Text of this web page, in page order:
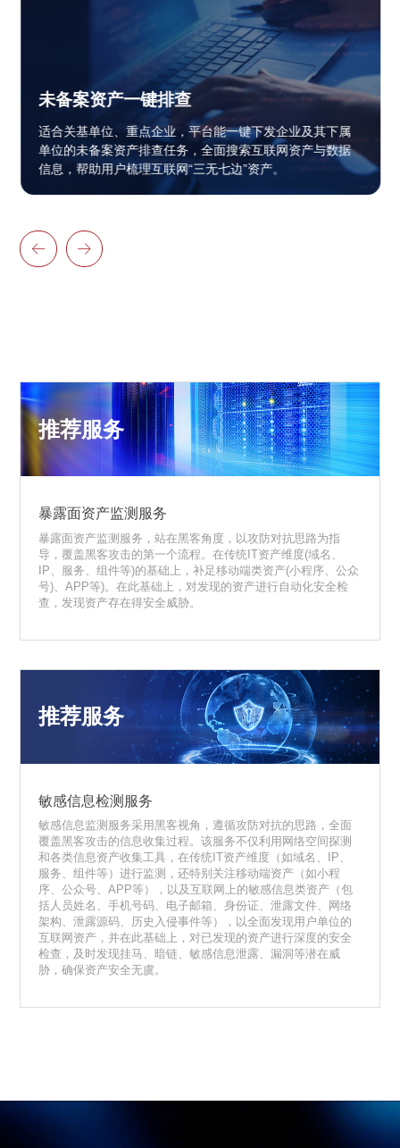
业及其下属
资产与数据
属地互联网资产与数据风险普
适合监管行业，可根据属地信息，快速
与数据贩卖事件。
 
推荐服务
暴露面资产监测服务
暴露面资产监测服务，站在黑客角度，以攻防对抗思路为指
导，覆盖黑客攻击的第一个流程。在传统IT资产维度(域名、
IP、服务、组件等)的基础上，补足移动端类资产(小程序、公众
号)、APP等)。在此基础上，对发现的资产进行自动化安全检
查，发现资产存在得安全威胁。
推荐服务
敏感信息检测服务
敏感信息监测服务采用黑客视角，遵循攻防对抗的思路，全面
覆盖黑客攻击的信息收集过程。该服务不仅利用网络空间探测
和各类信息资产收集工具，在传统IT资产维度（如域名、IP、
服务、组件等）进行监测，还特别关注移动端资产（如小程
序、公众号、APP等），以及互联网上的敏感信息类资产（包
括人员姓名、手机号码、电子邮箱、身份证、泄露文件、网络
架构、泄露源码、历史入侵事件等），以全面发现用户单位的
互联网资产，并在此基础上，对已发现的资产进行深度的安全
检查，及时发现挂马、暗链、敏感信息泄露、漏洞等潜在威
胁，确保资产安全无虞。